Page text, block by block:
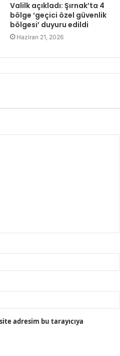
Valilk açıkladı: Şırnak’ta 4
bölge ‘geçici özel güvenlik
bölgesi’ duyuru edildi
Haziran 21, 2026
adresim bu tarayıcıya